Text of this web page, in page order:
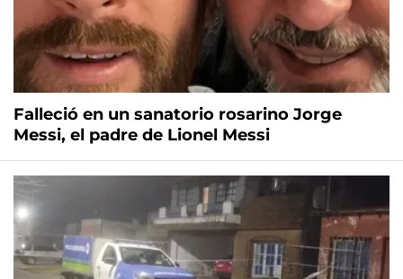
Falleció en un sanatorio rosarino Jorge
Messi, el padre de Lionel Messi